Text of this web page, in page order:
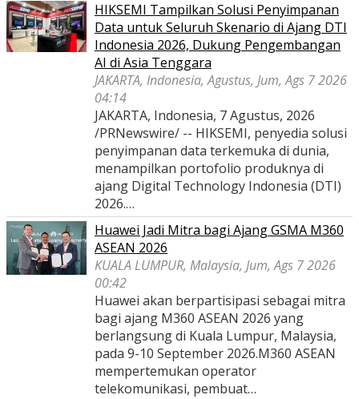
HIKSEMI Tampilkan Solusi Penyimpanan
Data untuk Seluruh Skenario di Ajang DTI
Indonesia 2026, Dukung Pengembangan
AI di Asia Tenggara
JAKARTA, Indonesia, Agustus, Jum, Ags 7 2026
04:14
JAKARTA, Indonesia, 7 Agustus, 2026
/PRNewswire/ -- HIKSEMI, penyedia solusi
penyimpanan data terkemuka di dunia,
menampilkan portofolio produknya di
ajang Digital Technology Indonesia (DTI)
2026.…
Huawei Jadi Mitra bagi Ajang GSMA M360
ASEAN 2026
KUALA LUMPUR, Malaysia, Jum, Ags 7 2026
00:42
Huawei akan berpartisipasi sebagai mitra
bagi ajang M360 ASEAN 2026 yang
berlangsung di Kuala Lumpur, Malaysia,
pada 9-10 September 2026.M360 ASEAN
mempertemukan operator
telekomunikasi, pembuat…